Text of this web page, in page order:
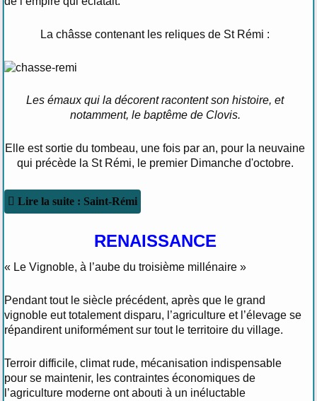
La châsse contenant les reliques de St Rémi :
Les émaux qui la décorent racontent son histoire, et
notamment, le baptême de Clovis.
Elle est sortie du tombeau, une fois par an, pour la neuvaine
qui précède la St Rémi, le premier Dimanche d'octobre.
Lire la suite : Saint-Rémi
RENAISSANCE
« Le Vignoble, à l’aube du troisième millénaire »
Pendant tout le siècle précédent, après que le grand
vignoble eut totalement disparu, l’agriculture et l’élevage se
répandirent uniformément sur tout le territoire du village.
Terroir difficile, climat rude, mécanisation indispensable
pour se maintenir, les contraintes économiques de
l’agriculture moderne ont abouti à un inéluctable